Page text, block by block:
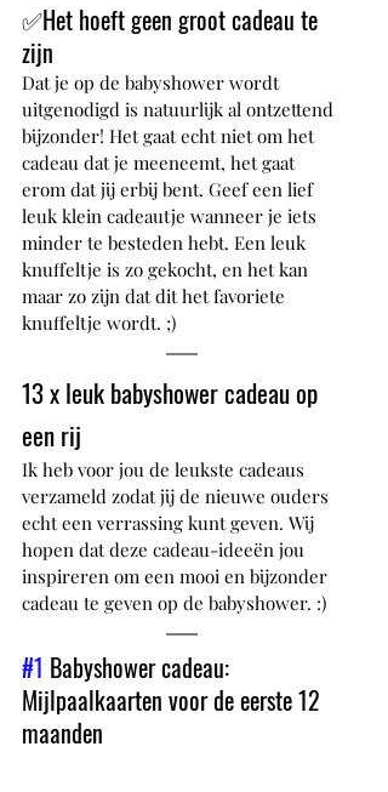
✅Het hoeft geen groot cadeau te
zijn
Dat je op de babyshower wordt
uitgenodigd is natuurlijk al ontzettend
bijzonder! Het gaat echt niet om het
cadeau dat je meeneemt, het gaat
erom dat jij erbij bent. Geef een lief
leuk klein cadeautje wanneer je iets
minder te besteden hebt. Een leuk
knuffeltje is zo gekocht, en het kan
maar zo zijn dat dit het favoriete
knuffeltje wordt. ;)
13 x leuk babyshower cadeau op
een rij
Ik heb voor jou de leukste cadeaus
verzameld zodat jij de nieuwe ouders
echt een verrassing kunt geven. Wij
hopen dat deze cadeau-ideeën jou
inspireren om een mooi en bijzonder
cadeau te geven op de babyshower. :)
#1 Babyshower cadeau:
Mijlpaalkaarten voor de eerste 12
maanden